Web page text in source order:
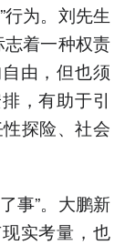
为。刘先生
志着一种权责
由，但也须
，有助于引
探险、社会
事”。大鹏新
实考量，也